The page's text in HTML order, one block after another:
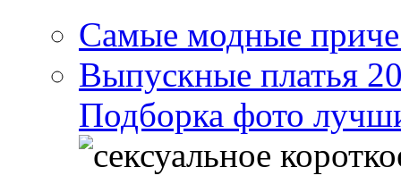
Самые модные
Выпускные платья
Подборка фото